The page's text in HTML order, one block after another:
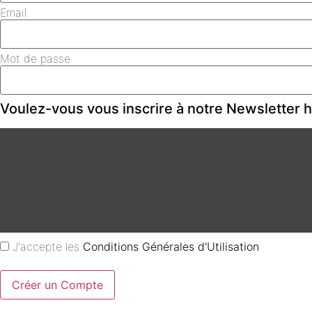
Email
Mot de passe
Voulez-vous vous inscrire à notre Newsletter
J'accepte les Conditions Générales d'Utilisation
Créer un Compte